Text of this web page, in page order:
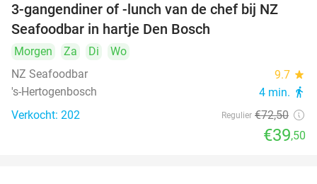
46%
3-gangendiner of -lunch van de chef bij NZ
Seafoodbar in hartje Den Bosch
Morgen Za Di
Wo
NZ Seafoodbar
9.7 star
's-Hertogenbosch 4 min. directions_walk
Verkocht: 202 Regulier €72,50
€39,50